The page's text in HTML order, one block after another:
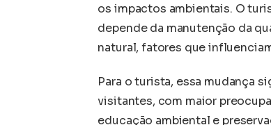
os impactos ambientais. O
depende da manutenção da
natural, fatores que
Para o turista, essa mudança
visitantes, com maior
educação ambiental e